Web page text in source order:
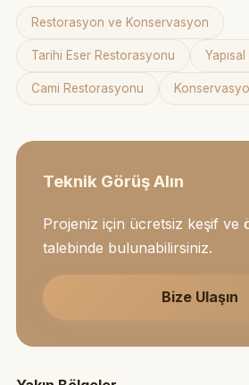
Restorasyon ve Konservasyon
Tarihi Eser Restorasyonu
Cami Restorasyonu
Teknik Görüş Alın
Projeniz için ücretsiz keşif ve
talebinde bulunabilirsiniz.
Bize Ulaşın